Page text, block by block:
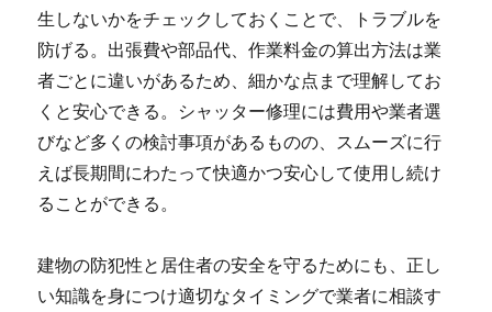
生しないかをチェックしておくことで、トラブルを
防げる。出張費や部品代、作業料金の算出方法は業
者ごとに違いがあるため、細かな点まで理解してお
くと安心できる。シャッター修理には費用や業者選
びなど多くの検討事項があるものの、スムーズに行
えば長期間にわたって快適かつ安心して使用し続け
ることができる。
建物の防犯性と居住者の安全を守るためにも、正し
い知識を身につけ適切なタイミングで業者に相談す